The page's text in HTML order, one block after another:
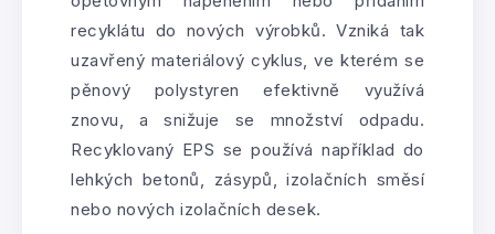
recyklátu do nových výrobků. Vzniká tak
uzavřený materiálový cyklus, ve kterém se
pěnový polystyren efektivně využívá
znovu, a snižuje se množství odpadu.
Recyklovaný EPS se používá například do
lehkých betonů, zásypů, izolačních směsí
nebo nových izolačních desek.